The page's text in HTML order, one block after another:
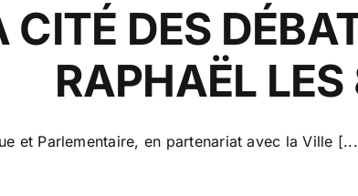
CITÉ DES
RAPHAËL
et Parlementaire, en partenariat avec la Ville